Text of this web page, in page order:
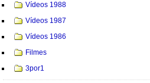
Vídeos 1988
Vídeos 1987
Vídeos 1986
Filmes
3por1